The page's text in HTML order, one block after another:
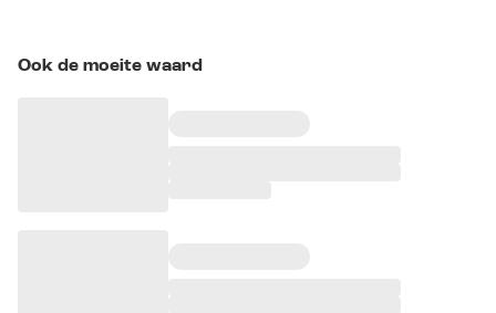
Ook de moeite waard